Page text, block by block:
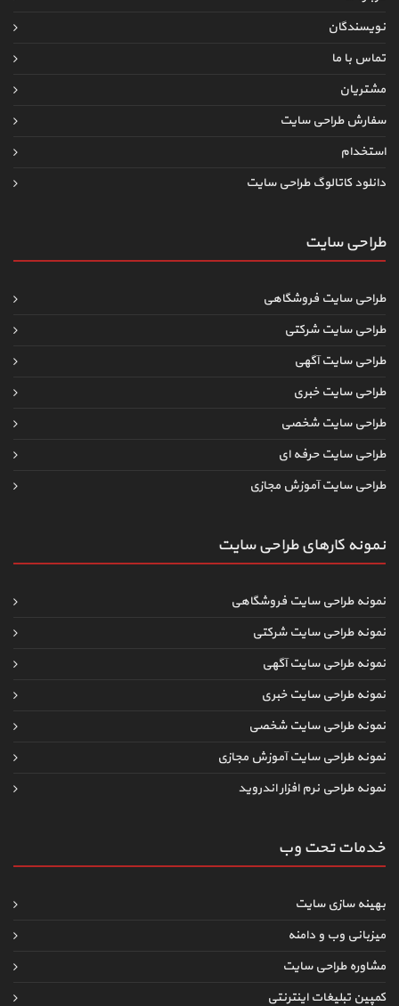
نویسندگان
تماس با ما
مشتریان
سفارش طراحی سایت
استخدام
دانلود کاتالوگ طراحی سایت
طراحی سایت
طراحی سایت فروشگاهی
طراحی سایت شرکتی
طراحی سایت آگهی
طراحی سایت خبری
طراحی سایت شخصی
طراحی سایت حرفه ای
طراحی سایت آموزش مجازی
نمونه کارهای طراحی سایت
نمونه طراحی سایت فروشگاهی
نمونه طراحی سایت شرکتی
نمونه طراحی سایت آگهی
نمونه طراحی سایت خبری
نمونه طراحی سایت شخصی
نمونه طراحی سایت آموزش مجازی
نمونه طراحی نرم افزار اندروید
خدمات تحت وب
بهینه سازی سایت
میزبانی وب و دامنه
مشاوره طراحی سایت
کمپین تبلیغات اینترنتی